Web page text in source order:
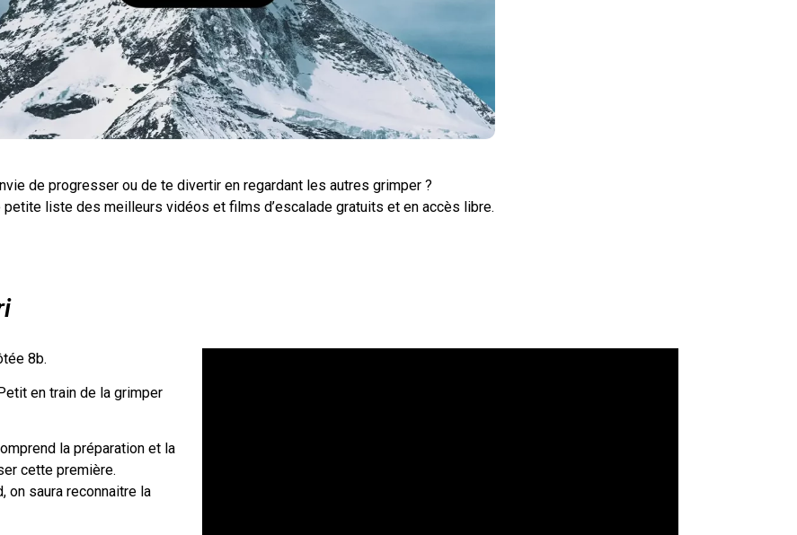
de progresser ou de te divertir en regardant les autres grimper ?
petite liste des meilleurs vidéos et films d’escalade gratuits et en accès libre.
8b.
en train de la grimper
la préparation et la
cette première.
on saura reconnaitre la